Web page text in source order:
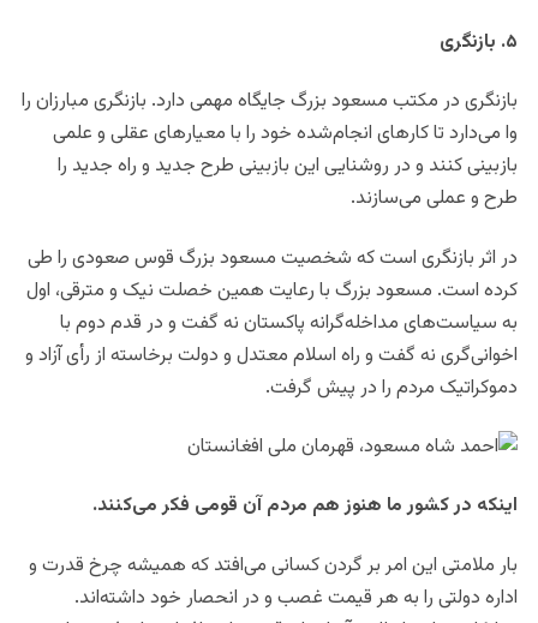
۵. بازنگری
بازنگری در مکتب مسعود بزرگ جایگاه مهمی دارد. بازنگری مبارزان را
وا می‌دارد تا کارهای انجام‌شده خود را با معیارهای عقلی و علمی
بازبینی کنند و در روشنایی این بازبینی طرح جدید و راه جدید را
طرح و عملی می‌سازند.
در اثر بازنگری است که شخصیت مسعود بزرگ قوس صعودی را طی
کرده است. مسعود بزرگ با رعایت همین خصلت نیک و مترقی، اول
به سیاست‌های مداخله‌گرانه پاکستان نه گفت و در قدم دوم با
اخوانی‌گری نه گفت و راه اسلام معتدل و دولت برخاسته از رأی آزاد و
دموکراتیک مردم را در پیش گرفت.
اینکه در کشور ما هنوز هم مردم آن قومی فکر می‌کنند.
بار ملامتی این امر بر گردن کسانی می‌افتد که همیشه چرخ قدرت و
اداره دولتی را به هر قیمت غصب و در انحصار خود داشته‌اند.